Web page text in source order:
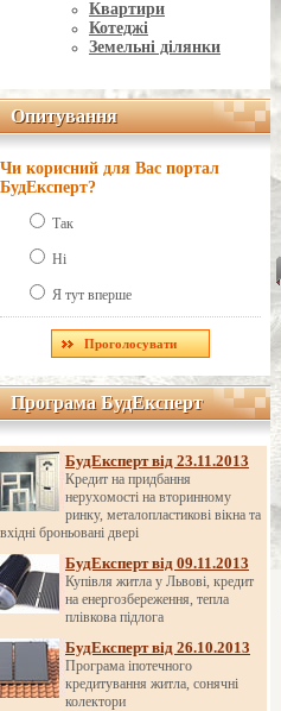
Квартири
Котеджі
Земельні ділянки
Опитування
Опитування
Чи корисний для Вас портал
БудЕксперт?
Так
Ні
Я тут вперше
Програма БудЕксперт
Програма БудЕксперт
БудЕксперт від 23.11.2013
Кредит на придбання
нерухомості на вторинному
ринку, металопластикові вікна та
вхідні броньовані двері
БудЕксперт від 09.11.2013
Купівля житла у Львові, кредит
на енергозбереження, тепла
плівкова підлога
БудЕксперт від 26.10.2013
Програма іпотечного
кредитування житла, сонячні
колектори